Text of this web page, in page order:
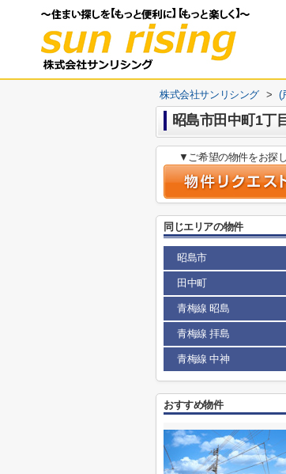
株式会社サンリシング > (
昭島市田中町1
▼ご希望の物件をお探
同じエリアの物件
昭島市
田中町
青梅線 昭島
青梅線 拝島
青梅線 中神
おすすめ物件